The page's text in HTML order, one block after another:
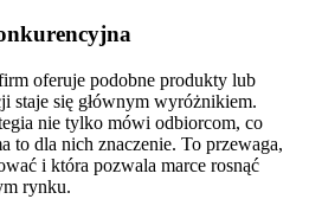
oferuje podobne produkty lub
staje się głównym wyróżnikiem.
nie tylko mówi odbiorcom, co
to dla nich znaczenie. To przewaga,
i która pozwala marce rosnąć
rynku.